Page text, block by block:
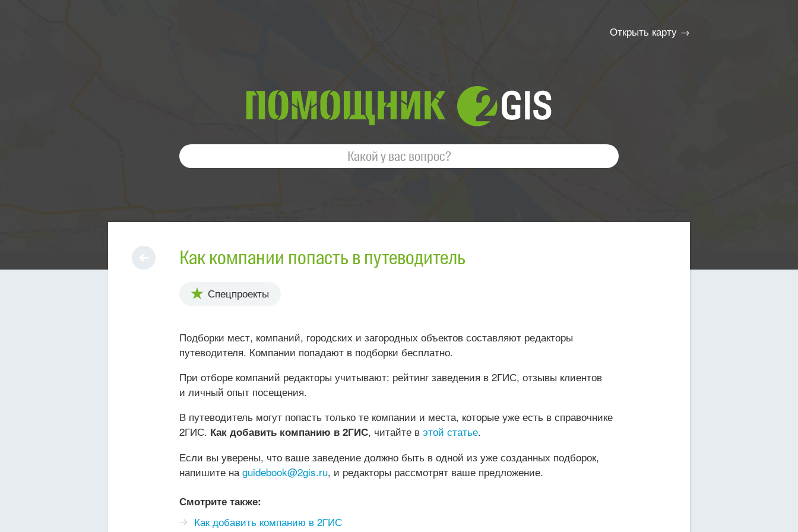
Открыть карту
Как компании попасть в путеводитель
Спецпроекты
Подборки мест, компаний, городских и загородных объектов составляют редакторы
путеводителя. Компании попадают в подборки бесплатно.
При отборе компаний редакторы учитывают: рейтинг заведения в 2ГИС, отзывы клиентов
и личный опыт посещения.
В путеводитель могут попасть только те компании и места, которые уже есть в справочнике
2ГИС. Как добавить компанию в 2ГИС, читайте в этой статье.
Если вы уверены, что ваше заведение должно быть в одной из уже созданных подборок,
напишите на guidebook@2gis.ru, и редакторы рассмотрят ваше предложение.
Смотрите также:
Как добавить компанию в 2ГИС